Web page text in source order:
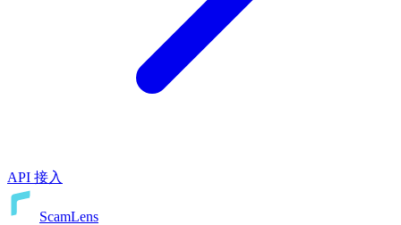
API 接入
ScamLens